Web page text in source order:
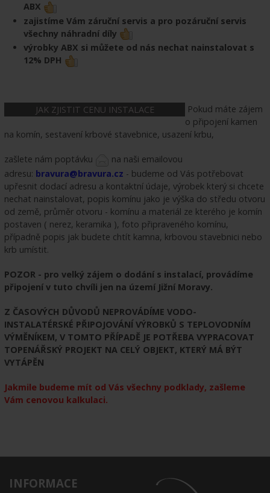
ABX
zajistíme Vám záruční servis a pro pozáruční servis
všechny náhradní díly
výrobky ABX si můžete od nás nechat nainstalovat s
12% DPH
JAK ZJISTIT CENU INSTALACE
Pokud máte zájem
o připojení kamen
na komín, sestavení krbové stavebnice, usazení krbu,
zašlete nám poptávku
na naši emailovou
adresu: bravura@bravura.cz - budeme od Vás potřebovat
upřesnit dodací adresu a kontaktní údaje, výrobek který si chcete
nechat nainstalovat, popis komínu jako je výška do středu otvoru
od země, průměr otvoru - komínu a materiál ze kterého je komín
postaven ( nerez, keramika ), foto připraveného komínu,
případně popis jak budete chtít kamna, krbovou stavebnici nebo
krb umístit.
POZOR - pro velký zájem o dodání s instalací, provádíme
připojení v tuto chvíli jen na území Jižní Moravy.
Z ČASOVÝCH DŮVODŮ NEPROVÁDÍME VODO-
INSTALATÉRSKÉ PŘIPOJOVÁNÍ VÝROBKŮ S TEPLOVODNÍM
VÝMĚNÍKEM, V TOMTO PŘÍPADĚ JE POTŘEBA VYPRACOVAT
TOPENÁŘSKÝ PROJEKT NA CELÝ OBJEKT, KTERÝ MÁ BÝT
VYTÁPĚN
Jakmile budeme mít od Vás všechny podklady, zašleme
Vám cenovou kalkulaci.
INFORMACE